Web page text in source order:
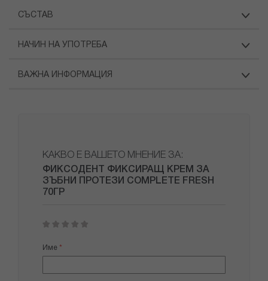
СЪСТАВ
НАЧИН НА УПОТРЕБА
ВАЖНА ИНФОРМАЦИЯ
КАКВО Е ВАШЕТО МНЕНИЕ ЗА:
ФИКСОДЕНТ ФИКСИРАЩ КРЕМ ЗА
ЗЪБНИ ПРОТЕЗИ COMPLETE FRESH
70ГР
star
stars
stars
stars
stars
Име